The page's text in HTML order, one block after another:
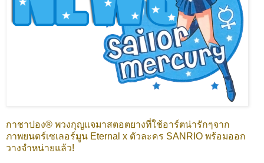
กาชาปอง® พวงกุญแจมาสตอตยางที่ใช้อาร์ตน่ารักๆจาก
ภาพยนตร์เซเลอร์มูน Eternal x ตัวละคร SANRIO พร้อมออก
วางจำหน่ายแล้ว!